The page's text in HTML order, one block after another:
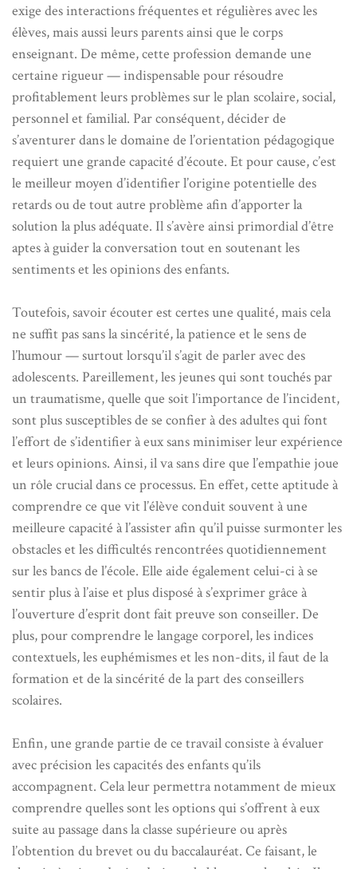
exige des interactions fréquentes et régulières avec les
élèves, mais aussi leurs parents ainsi que le corps
enseignant. De même, cette profession demande une
certaine rigueur — indispensable pour résoudre
profitablement leurs problèmes sur le plan scolaire, social,
personnel et familial. Par conséquent, décider de
s’aventurer dans le domaine de l’orientation pédagogique
requiert une grande capacité d’écoute. Et pour cause, c’est
le meilleur moyen d’identifier l’origine potentielle des
retards ou de tout autre problème afin d’apporter la
solution la plus adéquate. Il s’avère ainsi primordial d’être
aptes à guider la conversation tout en soutenant les
sentiments et les opinions des enfants.
Toutefois, savoir écouter est certes une qualité, mais cela
ne suffit pas sans la sincérité, la patience et le sens de
l’humour — surtout lorsqu’il s’agit de parler avec des
adolescents. Pareillement, les jeunes qui sont touchés par
un traumatisme, quelle que soit l’importance de l’incident,
sont plus susceptibles de se confier à des adultes qui font
l’effort de s’identifier à eux sans minimiser leur expérience
et leurs opinions. Ainsi, il va sans dire que l’empathie joue
un rôle crucial dans ce processus. En effet, cette aptitude à
comprendre ce que vit l’élève conduit souvent à une
meilleure capacité à l’assister afin qu’il puisse surmonter les
obstacles et les difficultés rencontrées quotidiennement
sur les bancs de l’école. Elle aide également celui-ci à se
sentir plus à l’aise et plus disposé à s’exprimer grâce à
l’ouverture d’esprit dont fait preuve son conseiller. De
plus, pour comprendre le langage corporel, les indices
contextuels, les euphémismes et les non-dits, il faut de la
formation et de la sincérité de la part des conseillers
scolaires.
Enfin, une grande partie de ce travail consiste à évaluer
avec précision les capacités des enfants qu’ils
accompagnent. Cela leur permettra notamment de mieux
comprendre quelles sont les options qui s’offrent à eux
suite au passage dans la classe supérieure ou après
l’obtention du brevet ou du baccalauréat. Ce faisant, le